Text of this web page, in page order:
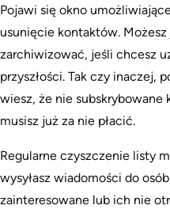
Pojawi się okno
usunięcie kontaktów.
zarchiwizować, jeśli chcesz
przyszłości. Tak czy inaczej,
wiesz, że nie subskrybowane
musisz już za nie płacić.
Regularne czyszczenie listy
wysyłasz wiadomości do
zainteresowane lub ich nie